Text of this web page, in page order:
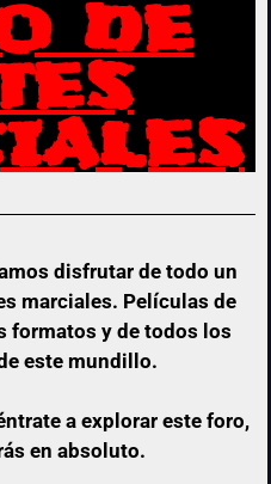
DE
disfrutar de todo un
marciales. Películas de
formatos y de todos los
este mundillo.
a explorar este foro,
en absoluto.